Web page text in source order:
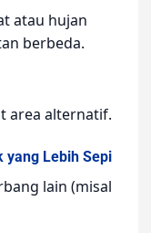
atau hujan
berbeda.
area alternatif.
Lebih Sepi
lain (misal